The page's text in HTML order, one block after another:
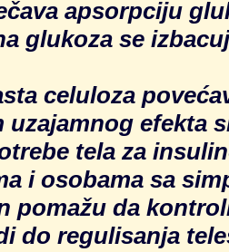
apsorpciju
glukoza se
celuloza
efekta
tela za
i osobama sa
pomažu da
do regulisanja